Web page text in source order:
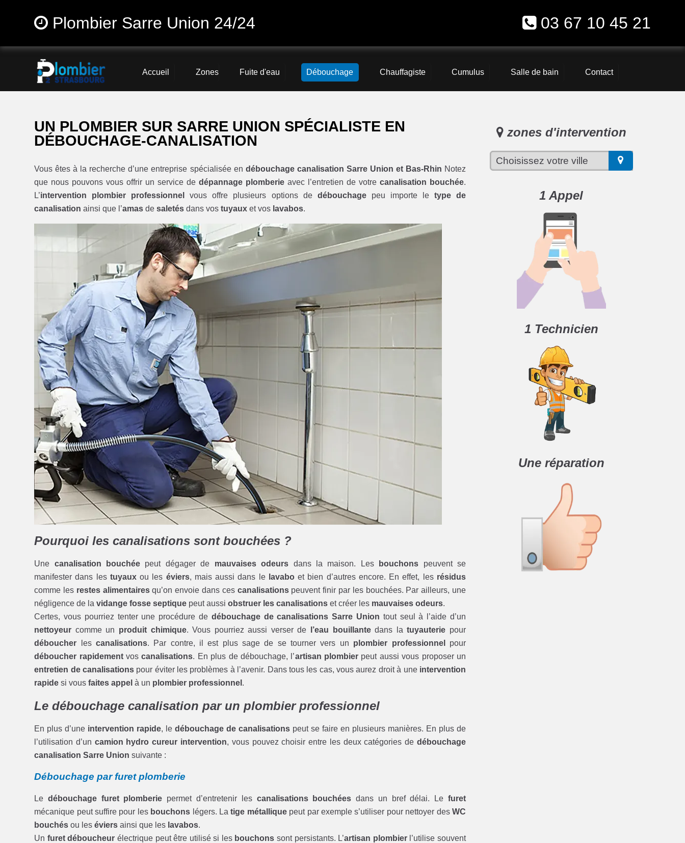
Plombier Sarre Union 24/24 03 67 10 45 21
Accueil Zones Fuite d'eau Débouchage Chauffagiste Cumulus Salle de bain Contact
UN PLOMBIER SUR SARRE UNION SPÉCIALISTE EN
DÉBOUCHAGE-CANALISATION
Vous êtes à la recherche d’une entreprise spécialisée en débouchage canalisation Sarre Union et Bas-Rhin Notez
que nous pouvons vous offrir un service dedépannage plomberie avec l’entretien de votre canalisation bouchée.
L’intervention plombier professionnel vous offre plusieurs options de débouchagepeu importe le type de
canalisation ainsi que l’amas desaletés dans vostuyaux et vos lavabos.
Pourquoi les canalisations sont bouchées ?
Une canalisation bouchée peut dégager de mauvaises odeurs dans la maison. Les bouchons peuvent se
manifester dans les tuyauxou les éviers, mais aussi dans le lavaboet bien d’autres encore. En effet, les résidus
comme les restes alimentairesqu’on envoie dans ces canalisationspeuvent finir par les bouchées. Par ailleurs, une
négligence de lavidange fosse septique peut aussiobstruer les canalisations et créer les mauvaises odeurs.
Certes, vous pourriez tenter une procédure de débouchage de canalisations Sarre Union tout seul à l’aide d’un
nettoyeur comme un produit chimique. Vous pourriez aussi verser de l’eau bouillantedans latuyauterie pour
déboucher les canalisations. Par contre, il est plus sage de se tourner vers un plombier professionnel
pour
déboucher rapidementvoscanalisations. En plus de débouchage, l’artisan plombierpeut aussi vous proposer un
entretien de canalisationspour éviter les problèmes à l’avenir. Dans tous les cas, vous aurez droit à une intervention
rapide si vousfaites appel à un plombier professionnel .
Le débouchage canalisation par un plombier professionnel
En plus d’une intervention rapide, ledébouchage de canalisations peut se faire en plusieurs manières. En plus de
l’utilisation d’un camion hydro cureur intervention, vous pouvez choisir entre les deux catégories de débouchage
canalisation Sarre Union suivante :
Débouchage par furet plomberie
Le débouchage furet plomberie permet d’entretenir les canalisations bouchées dans un bref délai. Le furet
mécanique peut suffire pour les bouchons légers. Latige métalliquepeut par exemple s’utiliser pour nettoyer des WC
bouchés ou leséviers ainsi que les lavabos.
Un furet déboucheur électrique peut être utilisé si les bouchons sont persistants. L’artisan plombierl’utilise souvent
zones d'intervention
1 Appel
1 Technicien
Une réparation